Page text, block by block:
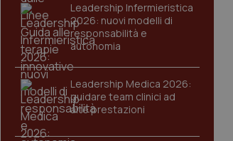
Leadership Infermieristica
2026: nuovi modelli di
responsabilità e
autonomia
Leadership Medica 2026:
guidare team clinici ad
alte prestazioni